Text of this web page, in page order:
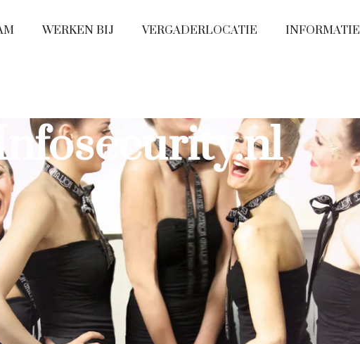
WERKEN BIJ VERGADERLOCATIE INFORMATIE